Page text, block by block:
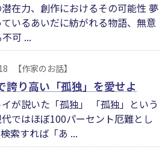
潜在力、創作におけるその可能性 夢
いるあいだに紡がれる物語、無意
可 ...
【作家のお話】
誇り高い「孤独」を愛せよ
イが説いた「孤独」 「孤独」という
ではほぼ100パーセント厄難とし
索すれば「あ ...